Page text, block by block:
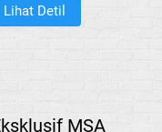
`
Lihat Detil
MSA